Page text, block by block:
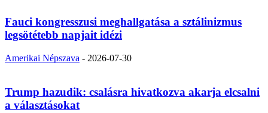
Fauci kongresszusi meghallgatása a sztálinizmus
legsötétebb napjait idézi
Amerikai Népszava - 2026-07-30
Trump hazudik: csalásra hivatkozva akarja elcsalni
a választásokat